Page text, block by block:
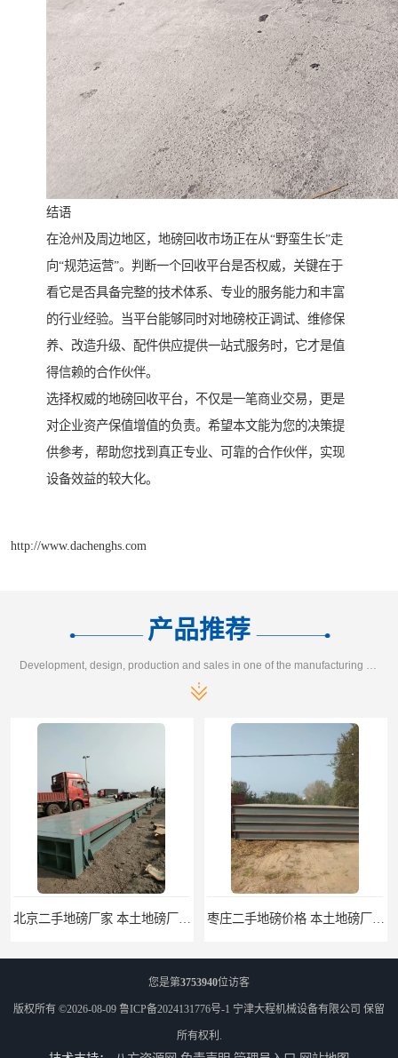
结语
在沧州及周边地区，地磅回收市场正在从“野蛮生长”走
向“规范运营”。判断一个回收平台是否权威，关键在于
看它是否具备完整的技术体系、专业的服务能力和丰富
的行业经验。当平台能够同时对地磅校正调试、维修保
养、改造升级、配件供应提供一站式服务时，它才是值
得信赖的合作伙伴。
选择权威的地磅回收平台，不仅是一笔商业交易，更是
对企业资产保值增值的负责。希望本文能为您的决策提
供参考，帮助您找到真正专业、可靠的合作伙伴，实现
设备效益的较大化。
http://www.dachenghs.com
产品推荐
滨州二手地磅价格 价格优惠
您是第3753940位访客
版权所有 ©2026-08-09 鲁ICP备2024131776号-1 宁津大程机械设备有限公司 保留
所有权利.